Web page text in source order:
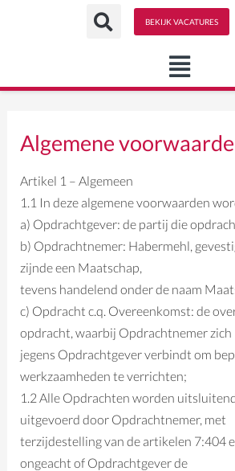
BEKIJK VACATURES
Algemene
Artikel 1 – Algemeen
1.1 In deze algemene voorwaarden
a) Opdrachtgever: de partij die
b) Opdrachtnemer: Habermehl,
zijnde een Maatschap,
tevens handelend onder de naam
c) Opdracht c.q. Overeenkomst: de
opdracht, waarbij Opdrachtnemer zich
jegens Opdrachtgever verbindt om
werkzaamheden te verrichten;
1.2 Alle Opdrachten worden
uitgevoerd door Opdrachtnemer, met
terzijdestelling van de artikelen 7:404
ongeacht of Opdrachtgever de